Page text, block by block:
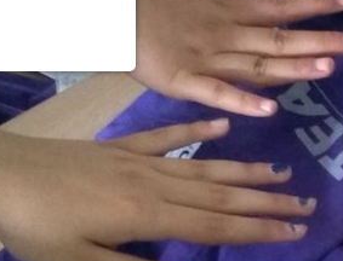
ÜBER UNS
STANDORTE
MIKROPROJEKTE
DOKUMENTATION
KONTAKT